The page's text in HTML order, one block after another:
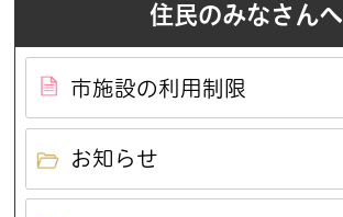
住民のみなさんへ
市施設の利用制限
お知らせ